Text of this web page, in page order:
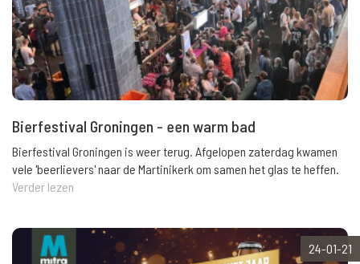
Bierfestival Groningen - een warm bad
Bierfestival Groningen is weer terug. Afgelopen zaterdag kwamen
vele 'beerlievers' naar de Martinikerk om samen het glas te heffen.
Verder lezen
24-01-21